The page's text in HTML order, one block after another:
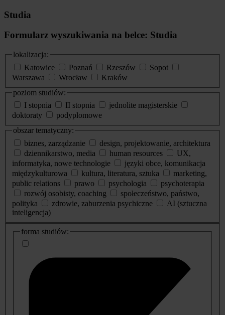
Studia
Formularz wyszukiwania na belce: Studia
lokalizacja:
Katowice
Poznań Rzeszów
Sopot
Warszawa
Wrocław
Kraków
poziom studiów:
I stopnia
II stopnia
jednolite magisterskie
doktoraty
podyplomowe
obszar tematyczny:
biznes, zarządzanie
design, projektowanie, architektura
dziennikarstwo, media
human resources
UX,
informatyka, nowe technologie
języki obce, komunikacja
międzykulturowa
kultura, literatura, sztuka
marketing,
public relations
prawo psychologia
psychoterapia
rozwój osobisty, coaching
społeczeństwo, państwo,
polityka
zdrowie, zaburzenia psychiczne
AI (sztuczna
inteligencja)
dodatkowe
informacje
forma studiów: